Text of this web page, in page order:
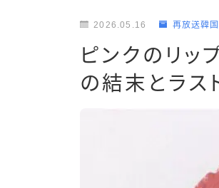
2026.05.16 再放送韓
ピンクのリッ
の結末とラス